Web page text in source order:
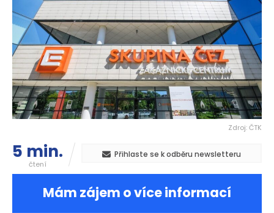
Zdroj: ČTK
5 min.
čtení
Přihlaste se k odběru newsletteru
Mám zájem o více informací